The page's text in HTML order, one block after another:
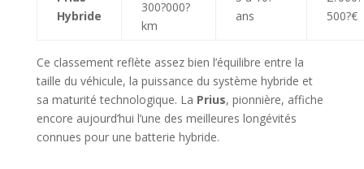
Hybride
300?000?
km
ans
500?€
Ce classement reflète assez bien l’équilibre entre la
taille du véhicule, la puissance du système hybride et
sa maturité technologique. La Prius, pionnière, affiche
encore aujourd’hui l’une des meilleures longévités
connues pour une batterie hybride.